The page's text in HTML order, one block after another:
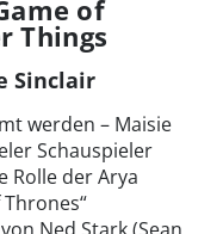
of
Things
Sinclair
werden – Maisie
Schauspieler
Rolle der Arya